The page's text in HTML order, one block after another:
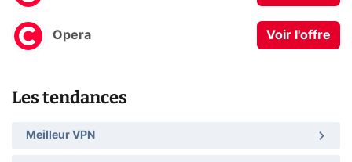
Opera Voir l'offre
Les tendances
Meilleur VPN